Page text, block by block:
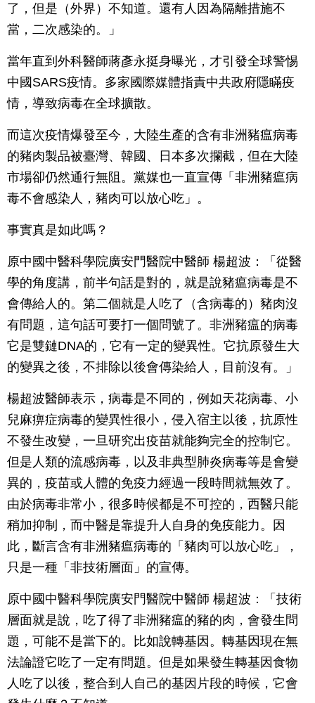
了，但是（外界）不知道。還有人因為隔離措施不
當，二次感染的。」
當年直到外科醫師蔣彥永挺身曝光，才引發全球警惕
中國SARS疫情。多家國際媒體指責中共政府隱瞞疫
情，導致病毒在全球擴散。
而這次疫情爆發至今，大陸生產的含有非洲豬瘟病毒
的豬肉製品被臺灣、韓國、日本多次攔截，但在大陸
市場卻仍然通行無阻。黨媒也一直宣傳「非洲豬瘟病
毒不會感染人，豬肉可以放心吃」。
事實真是如此嗎？
原中國中醫科學院廣安門醫院中醫師 楊超波：「從醫
學的角度講，前半句話是對的，就是說豬瘟病毒是不
會傳給人的。第二個就是人吃了（含病毒的）豬肉沒
有問題，這句話可要打一個問號了。非洲豬瘟的病毒
它是雙鏈DNA的，它有一定的變異性。它抗原發生大
的變異之後，不排除以後會傳染給人，目前沒有。」
楊超波醫師表示，病毒是不同的，例如天花病毒、小
兒麻痹症病毒的變異性很小，侵入宿主以後，抗原性
不發生改變，一旦研究出疫苗就能夠完全的控制它。
但是人類的流感病毒，以及非典型肺炎病毒等是會變
異的，疫苗或人體的免疫力經過一段時間就無效了。
由於病毒非常小，很多時候都是不可控的，西醫只能
稍加抑制，而中醫是靠提升人自身的免疫能力。因
此，斷言含有非洲豬瘟病毒的「豬肉可以放心吃」，
只是一種「非技術層面」的宣傳。
原中國中醫科學院廣安門醫院中醫師 楊超波：「技術
層面就是說，吃了得了非洲豬瘟的豬的肉，會發生問
題，可能不是當下的。比如說轉基因。轉基因現在無
法論證它吃了一定有問題。但是如果發生轉基因食物
人吃了以後，整合到人自己的基因片段的時候，它會